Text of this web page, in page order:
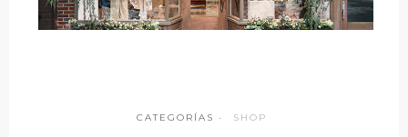
CATEGORÍAS · SHOP